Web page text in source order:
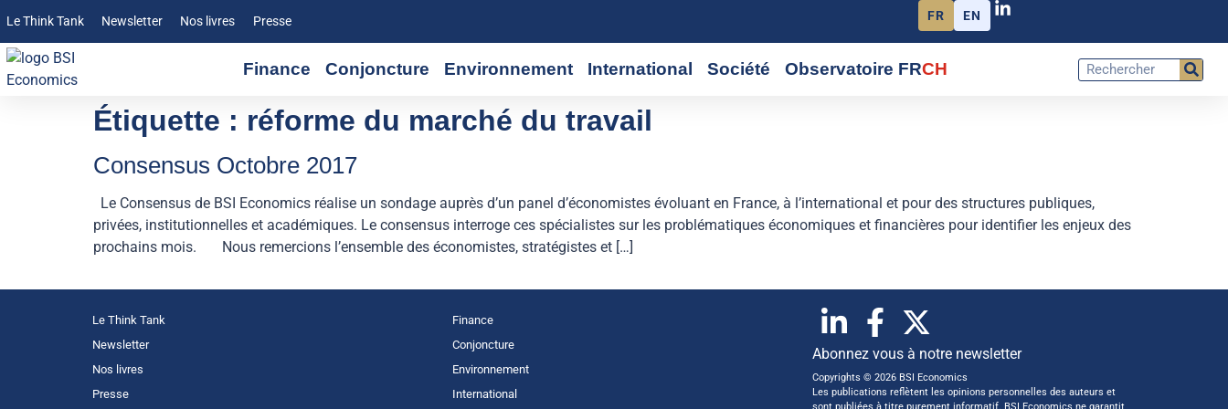
Le Think Tank Newsletter Nos livres Presse FR EN
Finance Conjoncture Environnement International Société Observatoire FRCH
Étiquette : réforme du marché du travail
Consensus Octobre 2017
Le Consensus de BSI Economics réalise un sondage auprès d’un panel d’économistes évoluant en France, à l’international et pour des structures publiques,
privées, institutionnelles et académiques. Le consensus interroge ces spécialistes sur les problématiques économiques et financières pour identifier les enjeux des
prochains mois. Nous remercions l’ensemble des économistes, stratégistes et […]
Le Think Tank
Newsletter
Nos livres
Presse
Finance
Conjoncture
Environnement
International
Abonnez vous à notre newsletter
Copyrights © 2026 BSI Economics
Les publications reflètent les opinions personnelles des auteurs et